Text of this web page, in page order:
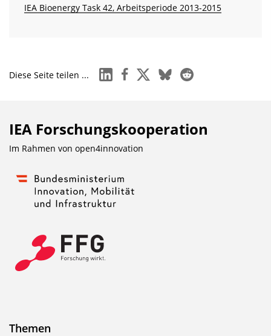
IEA Bioenergy Task 42, Arbeitsperiode 2013-2015
Diese Seite teilen ... linkedinfacebook
x blueskyreddit
IEA Forschungs­kooperation
Im Rahmen von open4innovation
Themen